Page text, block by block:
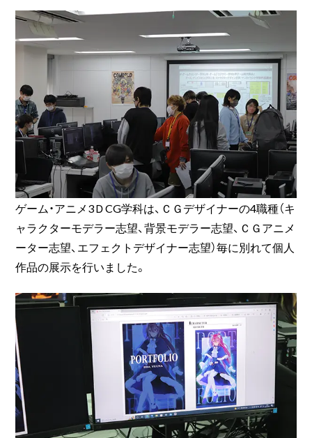
ゲーム・アニメ3ＤCG学科は、ＣＧデザイナーの4職種（キ
ャラクターモデラー志望、背景モデラー志望、ＣＧアニメ
ーター志望、エフェクトデザイナー志望）毎に別れて個人
作品の展示を行いました。